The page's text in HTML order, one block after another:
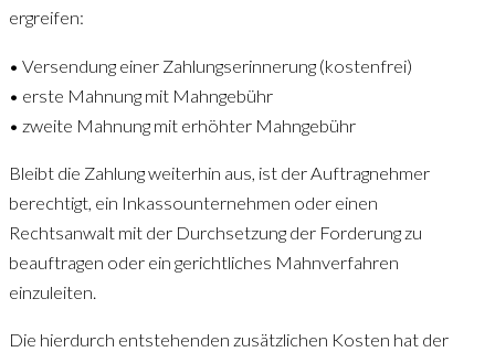
ergreifen:
• Versendung einer Zahlungserinnerung (kostenfrei)
• erste Mahnung mit Mahngebühr
• zweite Mahnung mit erhöhter Mahngebühr
Bleibt die Zahlung weiterhin aus, ist der Auftragnehmer
berechtigt, ein Inkassounternehmen oder einen
Rechtsanwalt mit der Durchsetzung der Forderung zu
beauftragen oder ein gerichtliches Mahnverfahren
einzuleiten.
Die hierdurch entstehenden zusätzlichen Kosten hat der